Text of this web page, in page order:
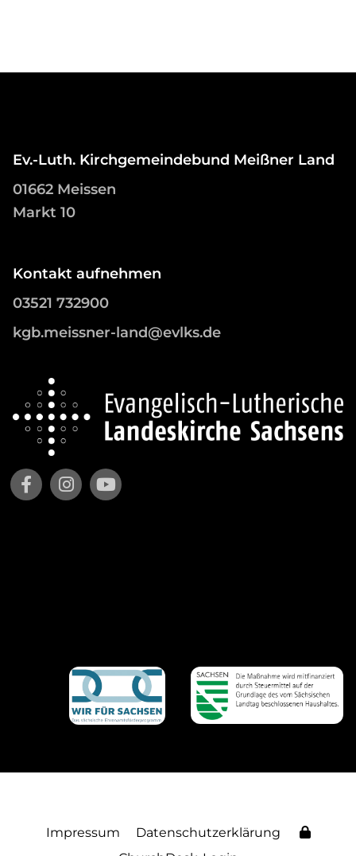
Ev.-Luth. Kirchgemeindebund Meißner Land
01662 Meissen
Markt 10
Kontakt aufnehmen
03521 732900
kgb.meissner-land@evlks.de
Impressum
Datenschutzerklärung